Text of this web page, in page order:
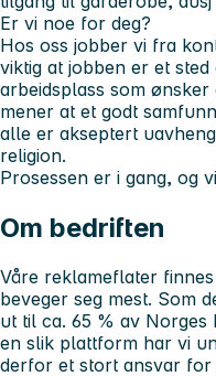
Er vi noe for deg?
Hos oss jobber vi fra
viktig at jobben er et
arbeidsplass som
mener at et godt
alle er akseptert
religion.
Prosessen er i gang, og
Om bedriften
Våre reklameflater
beveger seg mest. Som
ut til ca. 65 % av
en slik plattform har vi
derfor et stort ansvar